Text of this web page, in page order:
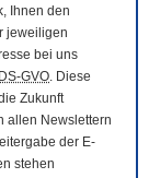
Ihnen den
jeweiligen
bei uns
DS-GVO. Diese
Zukunft
allen Newslettern
der E-
stehen